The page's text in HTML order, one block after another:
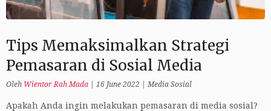
Tips Memaksimalkan Strategi
Pemasaran di Sosial Media
Oleh Wientor Rah Mada 16 June 2022 Media Sosial
Apakah Anda ingin melakukan pemasaran di media sosial?